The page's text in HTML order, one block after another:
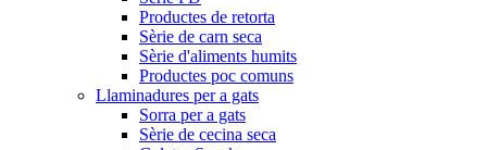
Productes de retorta
Sèrie de carn seca
Sèrie d'aliments humits
Productes poc comuns
Llaminadures per a gats
Sorra per a gats
Sèrie de cecina seca